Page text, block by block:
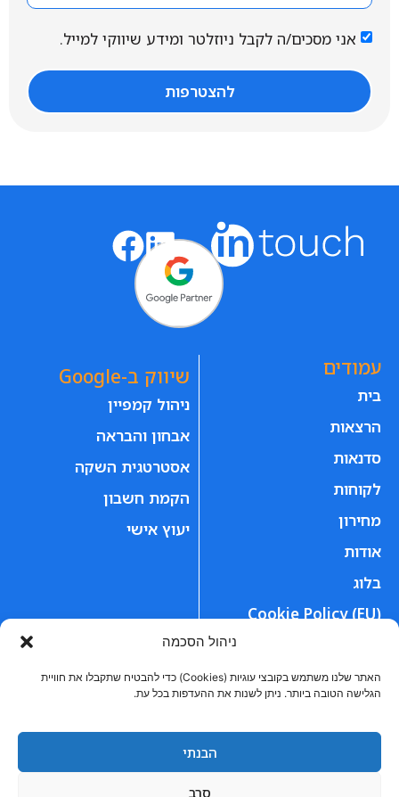
ניהול הסכמה
האתר שלנו משתמש בקובצי עוגיות (Cookies) כדי להבטיח שתקבלו את חוויית
הגלישה הטובה ביותר. ניתן לשנות את ההעדפות בכל עת.
הבנתי
סרב
אני מסכים/ה לקבל ניוזלטר ומידע שיווקי למייל.
להצטרפות
עמודים
בית
הרצאות
סדנאות
לקוחות
מחירון
אודות
בלוג
Cookie Policy (EU)
שיווק ב-Google
ניהול קמפיין
אבחון והבראה
אסטרטגית השקה
הקמת חשבון
יעוץ אישי
זמן אמיתי
הצהרת נגישות
יצירת קשר